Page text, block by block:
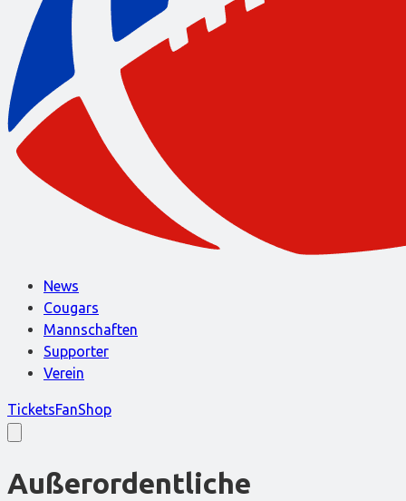
News
Cougars
Mannschaften
Supporter
Verein
TicketsFanShop
Außerordentliche